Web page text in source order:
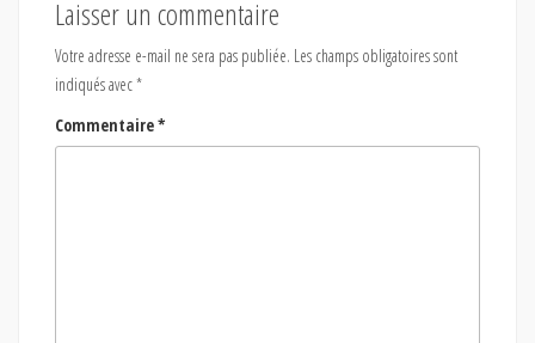
Laisser un commentaire
Votre adresse e-mail ne sera pas publiée. Les champs obligatoires sont
indiqués avec*
Commentaire*